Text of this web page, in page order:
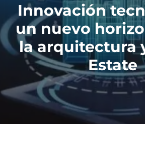
Innovación
un nuevo
la arquitectura
Estate